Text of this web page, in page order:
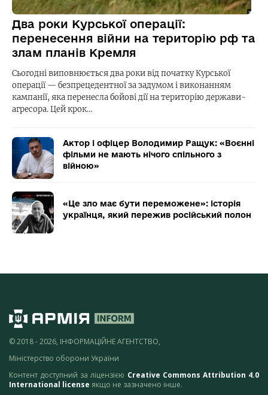
Два роки Курської операції:
перенесення війни на територію рф та
злам планів Кремля
Сьогодні виповнюється два роки від початку Курської
операції — безпрецедентної за задумом і виконанням
кампанії, яка перенесла бойові дії на територію держави-
агресора. Цей крок…
Актор і офіцер Володимир Ращук: «Воєнні
фільми не мають нічого спільного з
війною»
«Це зло має бути переможене»: історія
українця, який пережив російський полон
© 2018 - 2026, ІНФОРМАЦІЙНЕ АГЕНТСТВО,
Міністерство оборони України
Контент доступний за ліцензією Creative Commons Attribution 4.0
International license якщо не зазначено інше.